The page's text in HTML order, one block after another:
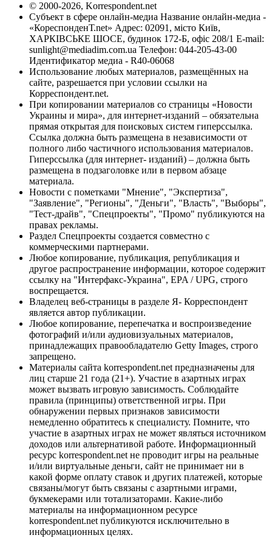
© 2000-2026, Korrespondent.net
Субъект в сфере онлайн-медиа Название онлайн-медиа -
«КореспонденТ.net» Адрес: 02091, місто Київ,
ХАРКІВСЬКЕ ШОСЕ, будинок 172-Б, офіс 208/1 E-mail:
sunlight@mediadim.com.ua Телефон: 044-205-43-00
Идентификатор медиа - R40-06068
Использование любых материалов, размещённых на
сайте, разрешается при условии ссылки на
Корреспондент.net.
При копировании материалов со страницы «Новости
Украины и мира», для интернет-изданий – обязательна
прямая открытая для поисковых систем гиперссылка.
Ссылка должна быть размещена в независимости от
полного либо частичного использования материалов.
Гиперссылка (для интернет- изданий) – должна быть
размещена в подзаголовке или в первом абзаце
материала.
Новости с пометками "Мнение", "Экспертиза",
"Заявление", "Регионы", "Деньги", "Власть", "Выборы",
"Тест-драйв", "Спецпроекты", "Промо" публикуются на
правах рекламы.
Раздел Спецпроекты создается совместно с
коммерческими партнерами.
Любое копирование, публикация, републикация и
другое распространение информации, которое содержит
ссылку на "Интерфакс-Украина", EPA / UPG, строго
воспрещается.
Владелец веб-страницы в разделе Я- Корреспондент
является автор публикации.
Любое копирование, перепечатка и воспроизведение
фотографий и/или аудиовизуальных материалов,
принадлежащих правообладателю Getty Images, строго
запрещено.
Материалы сайта korrespondent.net предназначены для
лиц старше 21 года (21+). Участие в азартных играх
может вызвать игровую зависимость. Соблюдайте
правила (принципы) ответственной игры. При
обнаружении первых признаков зависимости
немедленно обратитесь к специалисту. Помните, что
участие в азартных играх не может являться источником
доходов или альтернативой работе. Информационный
ресурс korrespondent.net не проводит игры на реальные
и/или виртуальные деньги, сайт не принимает ни в
какой форме оплату ставок и других платежей, которые
связаны/могут быть связаны с азартными играми,
букмекерами или тотализаторами. Какие-либо
материалы на информационном ресурсе
korrespondent.net публикуются исключительно в
информационных целях.